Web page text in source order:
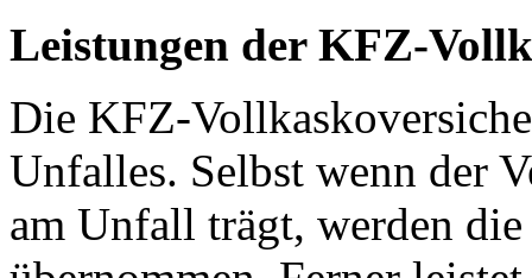
Leistungen der KFZ-
Die KFZ-
Unfalles. Selbst wenn der
am Unfall trägt, werden